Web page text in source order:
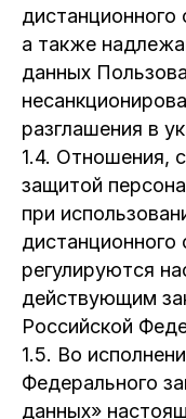
а также
данных
разглашения в
1.4. Отношения,
защитой
при
регулируются
действующим
Российской
1.5. Во
Федерального
данных»